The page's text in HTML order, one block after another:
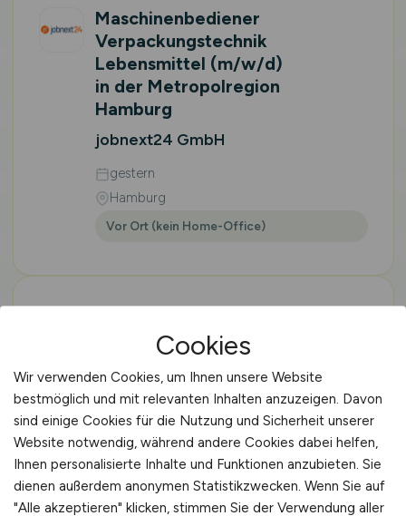
Maschinenbediener
Verpackungstechnik
Lebensmittel (m/w/d)
in der Metropolregion
Hamburg
jobnext24 GmbH
gestern
Hamburg
Vor Ort (kein Home-Office)
Kommissionierer
Lebensmittel Logistik
(m/w/d)in Elsdorf
jobnext24 GmbH
gestern
Hamburg
Vor Ort (kein Home-Office)
Cookies
Wir verwenden Cookies, um Ihnen unsere Website
bestmöglich und mit relevanten Inhalten anzuzeigen. Davon
sind einige Cookies für die Nutzung und Sicherheit unserer
Website notwendig, während andere Cookies dabei helfen,
Ihnen personalisierte Inhalte und Funktionen anzubieten. Sie
dienen außerdem anonymen Statistikzwecken. Wenn Sie auf
"Alle akzeptieren" klicken, stimmen Sie der Verwendung aller